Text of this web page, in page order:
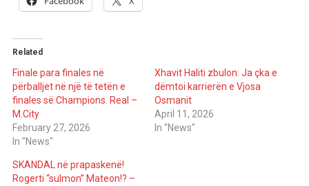
Related
Finale para finales në
përballjet në një të tetën e
finales së Champions. Real –
M.City
February 27, 2026
In "News"
Xhavit Haliti zbulon: Ja çka e
dëmtoi karrierën e Vjosa
Osmanit
April 11, 2026
In "News"
SKANDAL në prapaskenë!
Rogerti “sulmon” Mateon!? –